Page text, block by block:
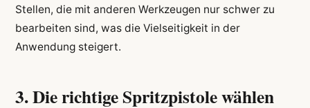
Stellen, die mit anderen Werkzeugen nur schwer zu
bearbeiten sind, was die Vielseitigkeit in der
Anwendung steigert.
3. Die richtige Spritzpistole wählen